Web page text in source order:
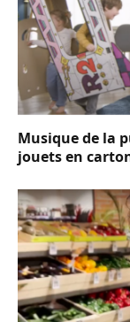
Musique de la
jouets en